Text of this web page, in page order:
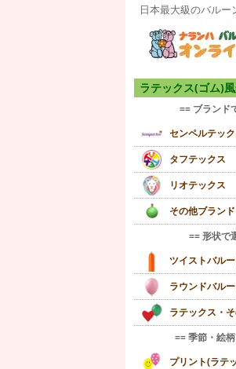
日本最大級のバルー
ラテックス(ゴム)
== ブランド
センペルテッ
タフテックス
リオテックス
その他ブランド
== 形状で
ツイストバル
ラウンドバル
ラテックス・
== 季節・絵
プリント(ラテ